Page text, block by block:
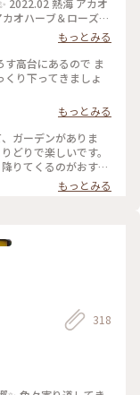
もっとみる
高台にあるので ま
り下ってきましょ
もっとみる
ガーデンがありま
どりで楽しいです。
りてくるのがおすす
もっとみる
318